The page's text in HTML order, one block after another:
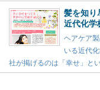
髪を知り
近代化学
ヘアケア
いる近代
社が掲げるのは「幸せ」と